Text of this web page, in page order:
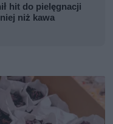
hit do pielęgnacji
niż kawa